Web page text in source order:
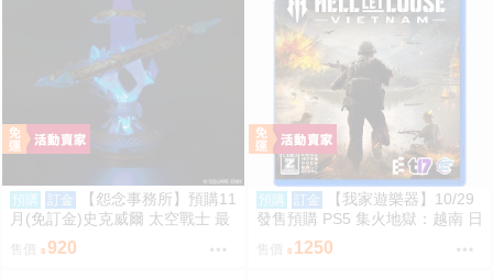
預購 訂金
【怨念事務所】預購11
月(免訂金)史克威爾 太空戰士 最
終幻想 FF14 以太之光 微縮模型
小夜燈 三次再販 0824
售價 920
預購 訂金
【我家遊樂器】10/29
發售預購 PS5 集火地獄：越南 日
售價 1250